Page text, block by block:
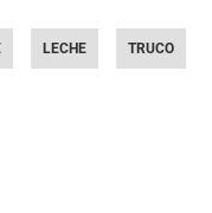
LECHE TRUCO